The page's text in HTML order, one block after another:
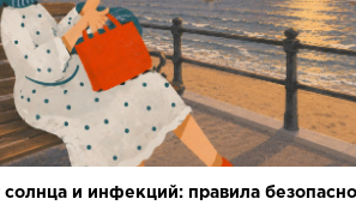
солнца и инфекций: правила